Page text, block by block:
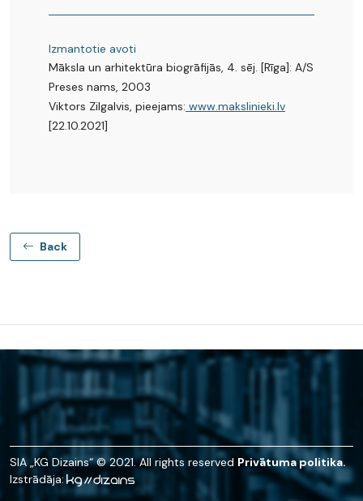
Izmantotie avoti
Māksla un arhitektūra biogrāfijās, 4. sēj. [Rīga]: A/S
Preses nams, 2003
Viktors Zilgalvis, pieejams: www.makslinieki.lv
[22.10.2021]
Back
SIA „KG Dizains“ © 2021. All rights reserved Privātuma politika.
Izstrādāja: